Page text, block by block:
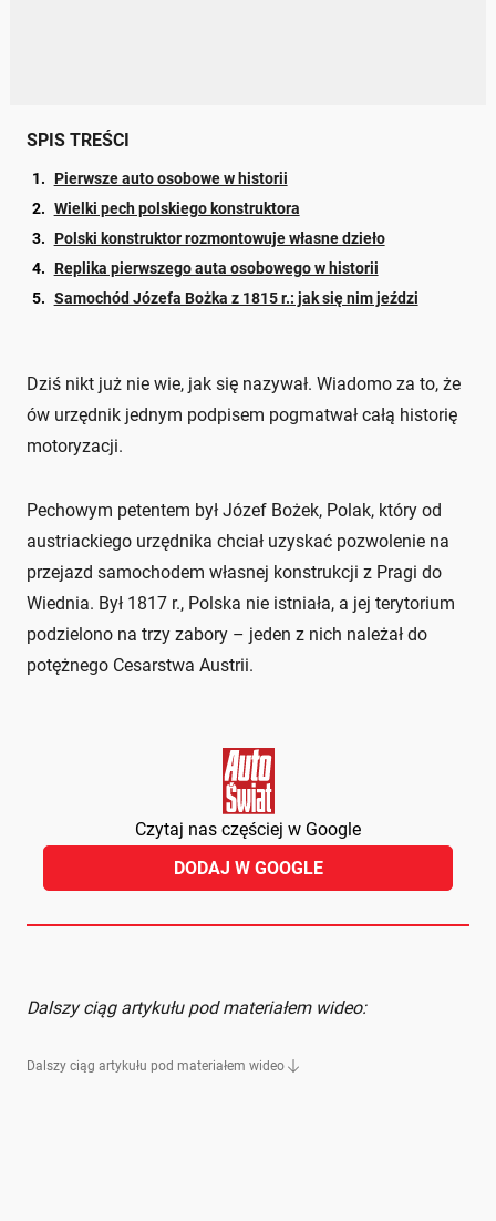
SPIS TREŚCI
Pierwsze auto osobowe w historii
Wielki pech polskiego konstruktora
Polski konstruktor rozmontowuje własne dzieło
Replika pierwszego auta osobowego w historii
Samochód Józefa Bożka z 1815 r.: jak się nim jeździ
Dziś nikt już nie wie, jak się nazywał. Wiadomo za to, że
ów urzędnik jednym podpisem pogmatwał całą historię
motoryzacji.
Pechowym petentem był Józef Bożek, Polak, który od
austriackiego urzędnika chciał uzyskać pozwolenie na
przejazd samochodem własnej konstrukcji z Pragi do
Wiednia. Był 1817 r., Polska nie istniała, a jej terytorium
podzielono na trzy zabory – jeden z nich należał do
potężnego Cesarstwa Austrii.
Czytaj nas częściej w Google
DODAJ W GOOGLE
Dalszy ciąg artykułu pod materiałem wideo:
Dalszy ciąg artykułu pod materiałem wideo